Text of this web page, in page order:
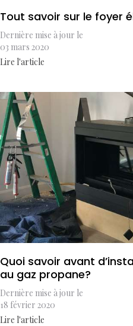
Tout savoir sur le foyer
Dernière mise à jour le
03 mars 2020
Lire l'article
Quoi savoir avant
au gaz propane?
Dernière mise à jour le
18 février 2020
Lire l'article